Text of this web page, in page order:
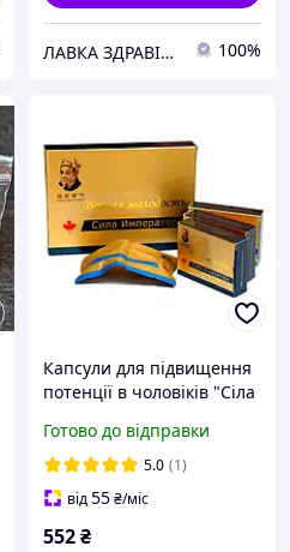
ЛАВКА ЗДРАВІЯ: натуральна продукція для здоров'я та краси 100%
Капсули для підвищення
потенції в чоловіків "Cіла
Готово до відправки
5.0 (1)
від55₴/міс
552₴